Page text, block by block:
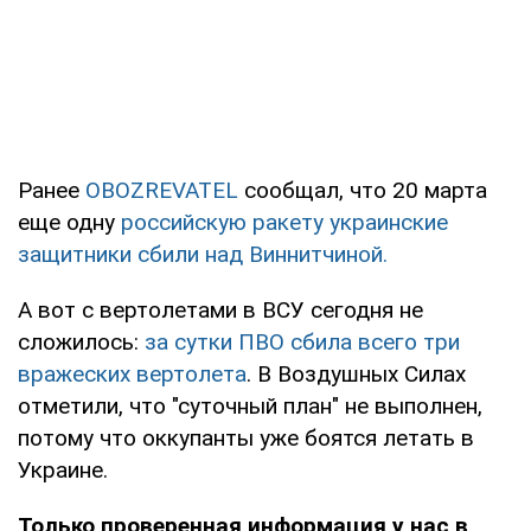
Ранее OBOZREVATEL сообщал, что 20 марта
еще одну российскую ракету украинские
защитники сбили над Виннитчиной.
А вот с вертолетами в ВСУ сегодня не
сложилось: за сутки ПВО сбила всего три
вражеских вертолета. В Воздушных Силах
отметили, что "суточный план" не выполнен,
потому что оккупанты уже боятся летать в
Украине.
Только проверенная информация у нас в